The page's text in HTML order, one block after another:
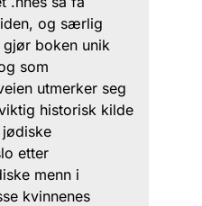
og særlig
boken unik
som
utmerker seg
historisk kilde
etter
menn i
kvinnenes